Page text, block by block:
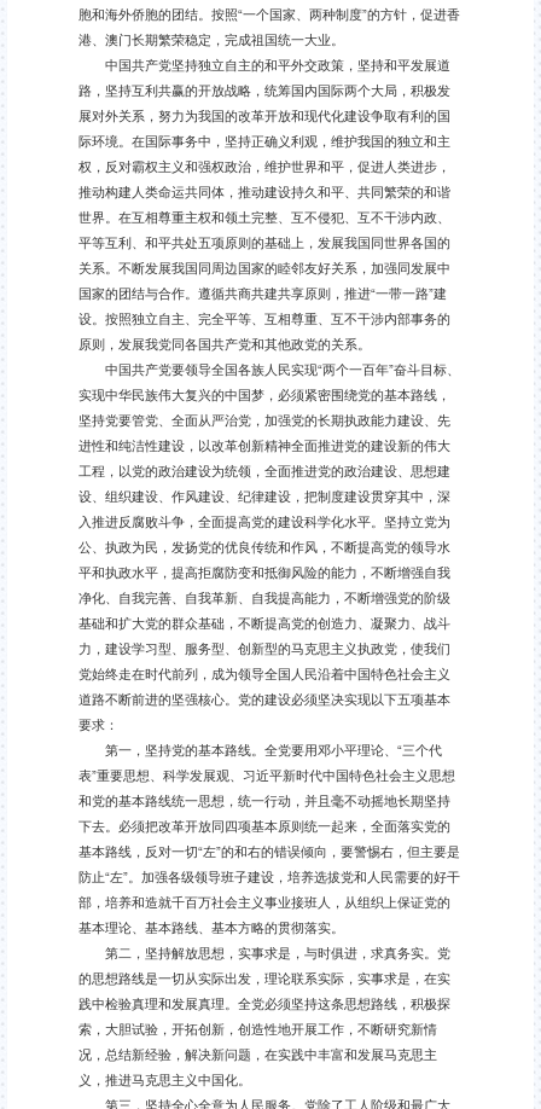
胞和海外侨胞的团结。按照“一个国家、两种制度”的方针，促进香
港、澳门长期繁荣稳定，完成祖国统一大业。
中国共产党坚持独立自主的和平外交政策，坚持和平发展道
路，坚持互利共赢的开放战略，统筹国内国际两个大局，积极发
展对外关系，努力为我国的改革开放和现代化建设争取有利的国
际环境。在国际事务中，坚持正确义利观，维护我国的独立和主
权，反对霸权主义和强权政治，维护世界和平，促进人类进步，
推动构建人类命运共同体，推动建设持久和平、共同繁荣的和谐
世界。在互相尊重主权和领土完整、互不侵犯、互不干涉内政、
平等互利、和平共处五项原则的基础上，发展我国同世界各国的
关系。不断发展我国同周边国家的睦邻友好关系，加强同发展中
国家的团结与合作。遵循共商共建共享原则，推进“一带一路”建
设。按照独立自主、完全平等、互相尊重、互不干涉内部事务的
原则，发展我党同各国共产党和其他政党的关系。
中国共产党要领导全国各族人民实现“两个一百年”奋斗目标、
实现中华民族伟大复兴的中国梦，必须紧密围绕党的基本路线，
坚持党要管党、全面从严治党，加强党的长期执政能力建设、先
进性和纯洁性建设，以改革创新精神全面推进党的建设新的伟大
工程，以党的政治建设为统领，全面推进党的政治建设、思想建
设、组织建设、作风建设、纪律建设，把制度建设贯穿其中，深
入推进反腐败斗争，全面提高党的建设科学化水平。坚持立党为
公、执政为民，发扬党的优良传统和作风，不断提高党的领导水
平和执政水平，提高拒腐防变和抵御风险的能力，不断增强自我
净化、自我完善、自我革新、自我提高能力，不断增强党的阶级
基础和扩大党的群众基础，不断提高党的创造力、凝聚力、战斗
力，建设学习型、服务型、创新型的马克思主义执政党，使我们
党始终走在时代前列，成为领导全国人民沿着中国特色社会主义
道路不断前进的坚强核心。党的建设必须坚决实现以下五项基本
要求：
第一，坚持党的基本路线。全党要用邓小平理论、“三个代
表”重要思想、科学发展观、习近平新时代中国特色社会主义思想
和党的基本路线统一思想，统一行动，并且毫不动摇地长期坚持
下去。必须把改革开放同四项基本原则统一起来，全面落实党的
基本路线，反对一切“左”的和右的错误倾向，要警惕右，但主要是
防止“左”。加强各级领导班子建设，培养选拔党和人民需要的好干
部，培养和造就千百万社会主义事业接班人，从组织上保证党的
基本理论、基本路线、基本方略的贯彻落实。
第二，坚持解放思想，实事求是，与时俱进，求真务实。党
的思想路线是一切从实际出发，理论联系实际，实事求是，在实
践中检验真理和发展真理。全党必须坚持这条思想路线，积极探
索，大胆试验，开拓创新，创造性地开展工作，不断研究新情
况，总结新经验，解决新问题，在实践中丰富和发展马克思主
义，推进马克思主义中国化。
第三，坚持全心全意为人民服务。党除了工人阶级和最广大